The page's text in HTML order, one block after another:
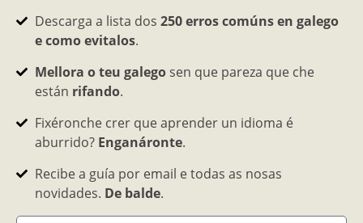
Descarga a lista dos 250 erros comúns en galego
e como evitalos.
Mellora o teu galegosen que pareza que che
están rifando.
Fixéronche crer que aprender un idioma é
aburrido? Enganáronte.
Recibe a guía por email e todas as nosas
novidades. De balde.